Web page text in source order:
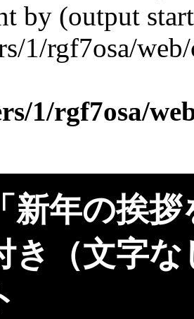
by (output
1/rgf7osa/
1/rgf7osa/
「新年の挨
き（文字